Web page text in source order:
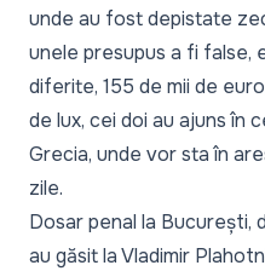
unde au fost depistate
unele presupus a fi false,
diferite, 155 de mii de
de lux, cei doi au ajuns în
Grecia, unde vor sta în
zile.
Dosar penal la București,
au găsit la Vladimir